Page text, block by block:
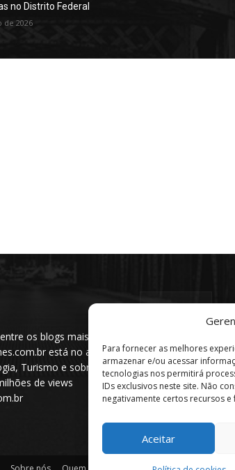
Para fornecer as melhores
armazenar e/ou acessar
tecnologias nos permitirá
IDs exclusivos neste site. Não
negativamente certos recursos e
Aceitar
no Distrito Federal
de 2026
os blogs mais
está no ar
Turismo e sobre a
de views